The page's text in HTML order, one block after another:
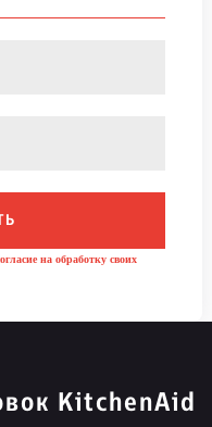
на обработку своих
KitchenAid